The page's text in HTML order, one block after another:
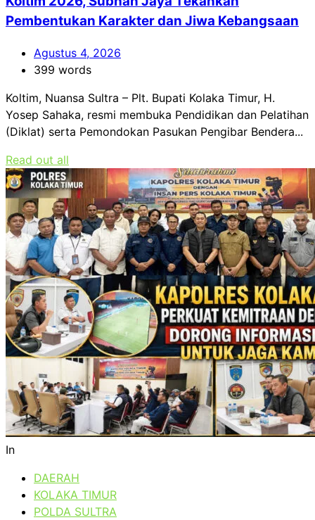
Pembentukan Karakter dan Jiwa Kebangsaan
Agustus 4, 2026
399 words
Koltim, Nuansa Sultra – Plt. Bupati Kolaka Timur, H.
Yosep Sahaka, resmi membuka Pendidikan dan Pelatihan
(Diklat) serta Pemondokan Pasukan Pengibar Bendera...
Read out all
In
DAERAH
KOLAKA TIMUR
POLDA SULTRA